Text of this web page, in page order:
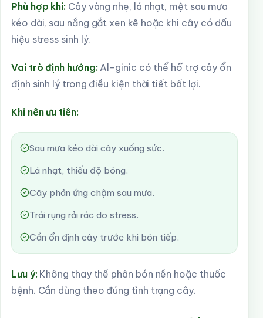
Phù hợp khi: Cây vàng nhẹ, lá nhạt, mệt sau mưa
kéo dài, sau nắng gắt xen kẽ hoặc khi cây có dấu
hiệu stress sinh lý.
Vai trò định hướng:Al-ginic có thể hỗ trợ cây ổn
định sinh lý trong điều kiện thời tiết bất lợi.
Khi nên ưu tiên:
Sau mưa kéo dài cây xuống sức.
Lá nhạt, thiếu độ bóng.
Cây phản ứng chậm sau mưa.
Trái rụng rải rác do stress.
Cần ổn định cây trước khi bón tiếp.
Lưu ý:Không thay thế phân bón nền hoặc thuốc
bệnh. Cần dùng theo đúng tình trạng cây.